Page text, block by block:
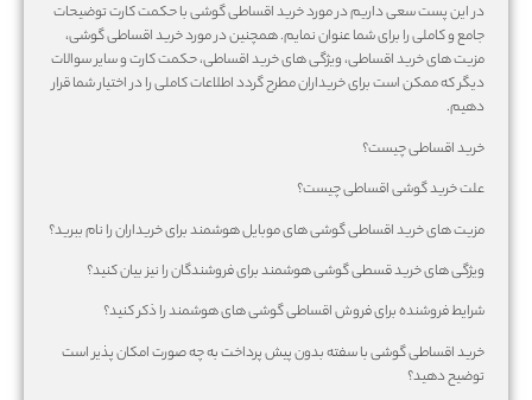
در این پست سعی داریم در مورد خرید اقساطی گوشی با حکمت کارت توضیحات
جامع و کاملی را برای شما عنوان نمایم. همچنین در مورد خرید اقساطی گوشی،
مزیت های خرید اقساطی، ویژگی های خرید اقساطی، حکمت کارت و سایر سوالات
دیگر که ممکن است برای خریداران مطرح گردد اطلاعات کاملی را در اختیار شما قرار
دهیم.
خرید اقساطی چیست؟
علت خرید گوشی اقساطی چیست؟
مزیت های خرید اقساطی گوشی های موبایل هوشمند برای خریداران را نام ببرید؟
ویژگی های خرید قسطی گوشی هوشمند برای فروشندگان را نیز بیان کنید؟
شرایط فروشنده برای فروش اقساطی گوشی های هوشمند را ذکر کنید؟
خرید اقساطی گوشی با سفته بدون پیش پرداخت به چه صورت امکان پذیر است
توضیح دهید؟